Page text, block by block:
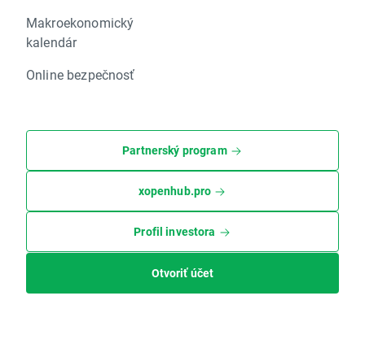
Makroekonomický
kalendár
Online bezpečnosť
Partnerský program
xopenhub.pro
Profil investora
Otvoriť účet